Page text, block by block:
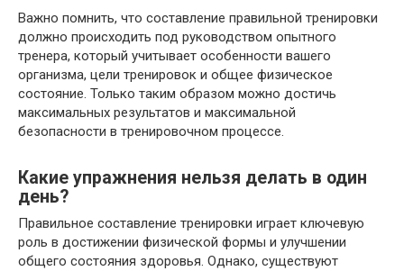
Важно помнить, что составление правильной тренировки
должно происходить под руководством опытного
тренера, который учитывает особенности вашего
организма, цели тренировок и общее физическое
состояние. Только таким образом можно достичь
максимальных результатов и максимальной
безопасности в тренировочном процессе.
Какие упражнения нельзя делать в один
день?
Правильное составление тренировки играет ключевую
роль в достижении физической формы и улучшении
общего состояния здоровья. Однако, существуют